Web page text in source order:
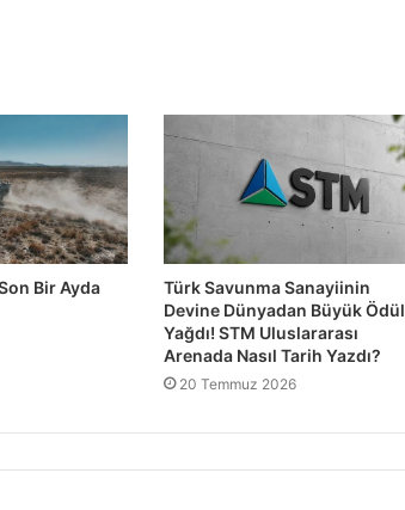
Bir Ayda
Türk Savunma Sanayiinin
Devine Dünyadan Büyük Ödül
Yağdı! STM Uluslararası
Arenada Nasıl Tarih Yazdı?
20 Temmuz 2026